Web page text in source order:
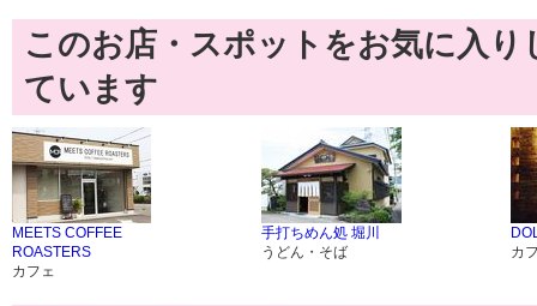
このお店・スポットをお気に入
ています
MEETS COFFEE
ROASTERS
カフェ
手打ちめん処 堀川
うどん・そば
カ